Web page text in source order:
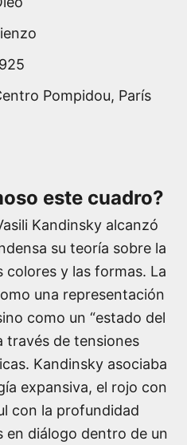
Pompidou, París
este cuadro?
Kandinsky alcanzó
su teoría sobre la
colores y las formas. La
una representación
como un “estado del
través de tensiones
Kandinsky asociaba
expansiva, el rojo con
con la profundidad
en diálogo dentro de un